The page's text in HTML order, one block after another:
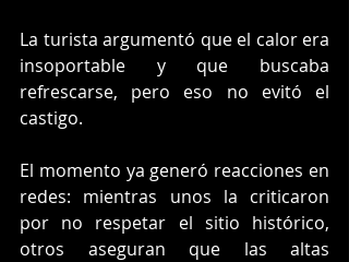
La turista argumentó que el calor era
insoportable y que buscaba
refrescarse, pero eso no evitó el
castigo.
El momento ya generó reacciones en
redes: mientras unos la criticaron
por no respetar el sitio histórico,
otros aseguran que las altas